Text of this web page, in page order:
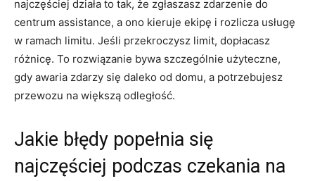
najczęściej działa to tak, że zgłaszasz zdarzenie do
centrum assistance, a ono kieruje ekipę i rozlicza usługę
w ramach limitu. Jeśli przekroczysz limit, dopłacasz
różnicę. To rozwiązanie bywa szczególnie użyteczne,
gdy awaria zdarzy się daleko od domu, a potrzebujesz
przewozu na większą odległość.
Jakie błędy popełnia się
najczęściej podczas czekania na